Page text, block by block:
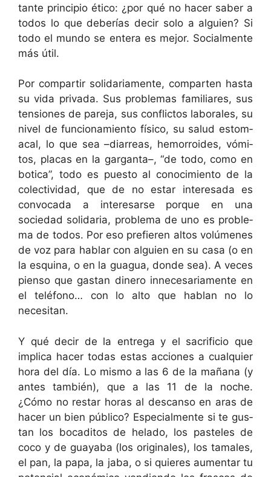
tante prin­ci­pio éti­co: ¿por qué no hac­er saber a
todos lo que deberías decir solo a alguien? Si
todo el mun­do se entera es mejor. Social­mente
más útil.
Por com­par­tir sol­i­dari­a­mente, com­parten has­ta
su vida pri­va­da. Sus prob­le­mas famil­iares, sus
ten­siones de pare­ja, sus con­flic­tos lab­o­rales, su
niv­el de fun­cionamien­to físi­co, su salud estom­
acal, lo que sea –diar­reas, hemor­roides, vómi­
tos, pla­cas en la gar­gan­ta–, “de todo, como en
bot­i­ca”, todo es puesto al conocimien­to de la
colec­tivi­dad, que de no estar intere­sa­da es
con­vo­ca­da a intere­sarse porque en una
sociedad sol­i­daria, prob­le­ma de uno es prob­le­
ma de todos. Por eso pre­fieren altos volúmenes
de voz para hablar con alguien en su casa (o en
la esquina, o en la guagua, donde sea). A veces
pien­so que gas­tan dinero innece­sari­a­mente en
el telé­fono… con lo alto que hablan no lo
necesitan.
Y qué decir de la entre­ga y el sac­ri­fi­cio que
impli­ca hac­er todas estas acciones a cualquier
hora del día. Lo mis­mo a las 6 de la mañana (y
antes tam­bién), que a las 11 de la noche.
¿Cómo no restar horas al des­can­so en aras de
hac­er un bien públi­co? Espe­cial­mente si te gus­
tan los boca­di­tos de hela­do, los paste­les de
coco y de guaya­ba (los orig­i­nales), los tamales,
el pan, la papa, la jaba, o si quieres aumen­tar tu